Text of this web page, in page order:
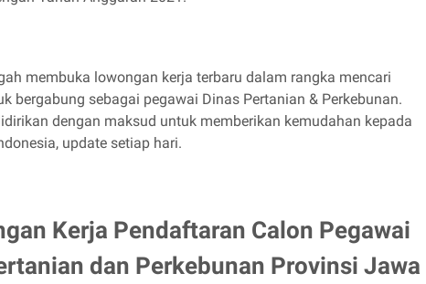
membuka lowongan kerja terbaru dalam rangka mencari
bergabung sebagai pegawai Dinas Pertanian & Perkebunan.
dengan maksud untuk memberikan kemudahan kepada
update setiap hari.
Kerja Pendaftaran Calon Pegawai
dan Perkebunan Provinsi Jawa